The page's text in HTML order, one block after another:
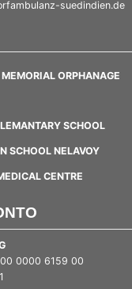
suedindien.de
ORPHANAGE
SCHOOL
SCHOOL NELAVOY
CENTRE
0000 6159 00